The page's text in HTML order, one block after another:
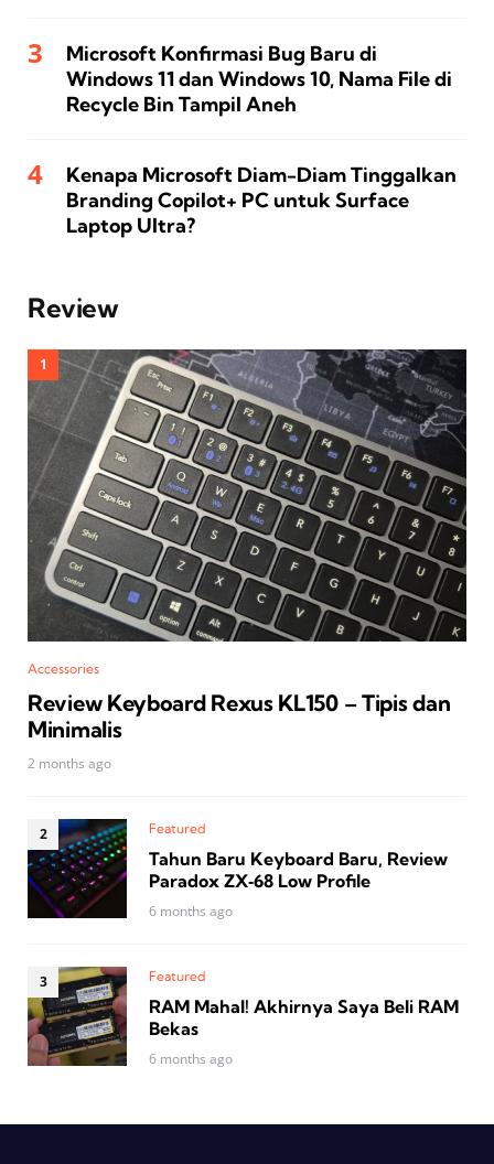
Microsoft Konfirmasi Bug Baru di
Windows 11 dan Windows 10, Nama File di
Recycle Bin Tampil Aneh
Kenapa Microsoft Diam-Diam Tinggalkan
Branding Copilot+ PC untuk Surface
Laptop Ultra?
Review
Accessories
Review Keyboard Rexus KL150 – Tipis dan
Minimalis
2 months ago
Featured
Tahun Baru Keyboard Baru, Review
Paradox ZX‑68 Low Profile
6 months ago
Featured
RAM Mahal! Akhirnya Saya Beli RAM
Bekas
6 months ago